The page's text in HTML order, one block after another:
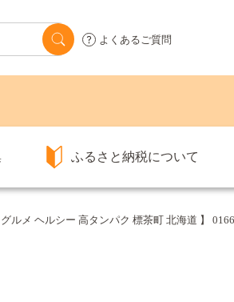
よくあるご質問
ふるさと納税について
ルメ ヘルシー 高タンパク 標茶町 北海道 】